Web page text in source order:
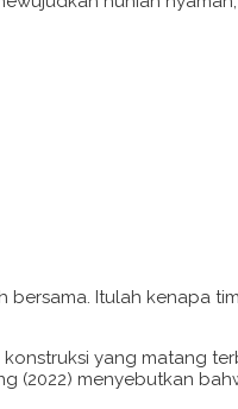
Itulah kenapa
yang matang
(2022) menyebutkan